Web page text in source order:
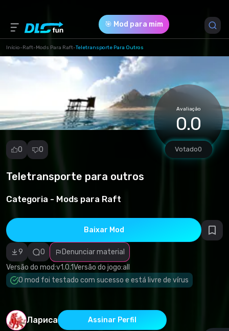
🎯 Mod para mim
Início-Raft-Mods Para Raft-Teletransporte Para Outros
Avaliação
0.0
Votado0
0 0
Teletransporte para outros
Categoria - Mods para Raft
Baixar Mod
9 0
Denunciar material
Versão do mod:v1.0.1Versão do jogo:all
O mod foi testado com sucesso e está livre de vírus
Лариса Assinar Perfil
Denunciar
incorreta
Software
malicioso/vírus
Conteúdo não
funcional
Descrição
all (TeleportToOthers.rmod)
Download (125.11 Kb)